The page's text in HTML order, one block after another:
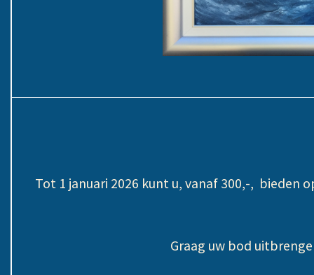
Tot 1 januari 2026 kunt u, vanaf 300,-, bieden
Graag uw bod